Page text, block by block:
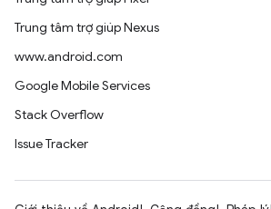
Trung tâm trợ giúp Nexus
www.android.com
Google Mobile Services
Stack Overflow
Issue Tracker